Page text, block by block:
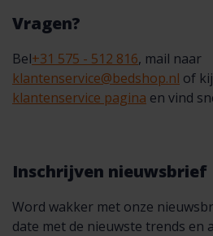
Vragen?
Bel+31 575 - 512 816, mail naar
klantenservice@bedshop.nl of
klantenservice pagina en vind
Inschrijven nieuwsbrief
Word wakker met onze
date met de nieuwste trends en